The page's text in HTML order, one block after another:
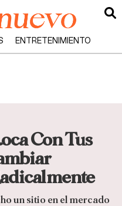
ENTRETENIMIENTO
Con Tus
un sitio en el mercado